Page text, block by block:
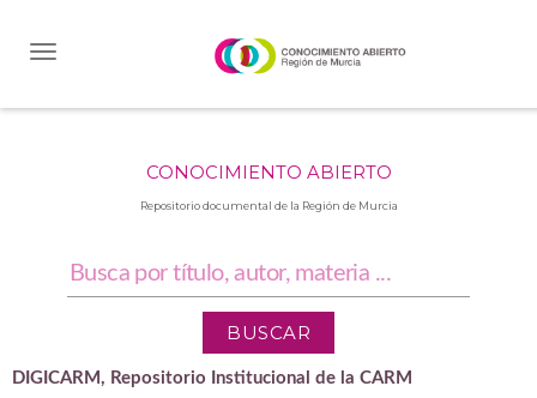
CONOCIMIENTO ABIERTO
Repositorio documental de la Región de Murcia
DIGICARM, Repositorio Institucional de la CARM